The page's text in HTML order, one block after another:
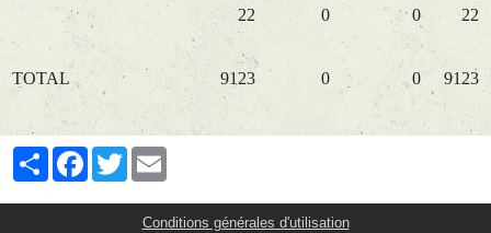
22
0 0 22
TOTAL 9123 0 0 9123
Partager FacebookTwitter
Conditions générales d'utilisation